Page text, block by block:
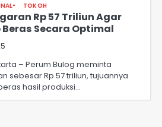
TOKOH
Rp 57 Triliun Agar
Secara Optimal
– Perum Bulog meminta
sebesar Rp 57 triliun, tujuannya
hasil produksi…